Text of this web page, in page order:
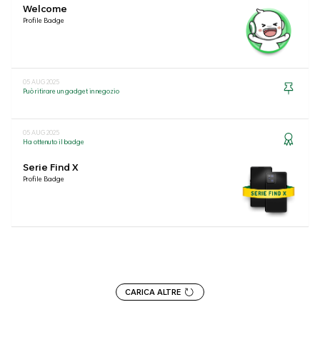
Welcome
Profile Badge
05 AUG 2025
Può ritirare un gadget in negozio
05 AUG 2025
Ha ottenuto il badge
Serie Find X
Profile Badge
CARICA ALTRE